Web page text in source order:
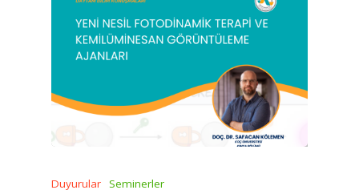
Duyurular Seminerler